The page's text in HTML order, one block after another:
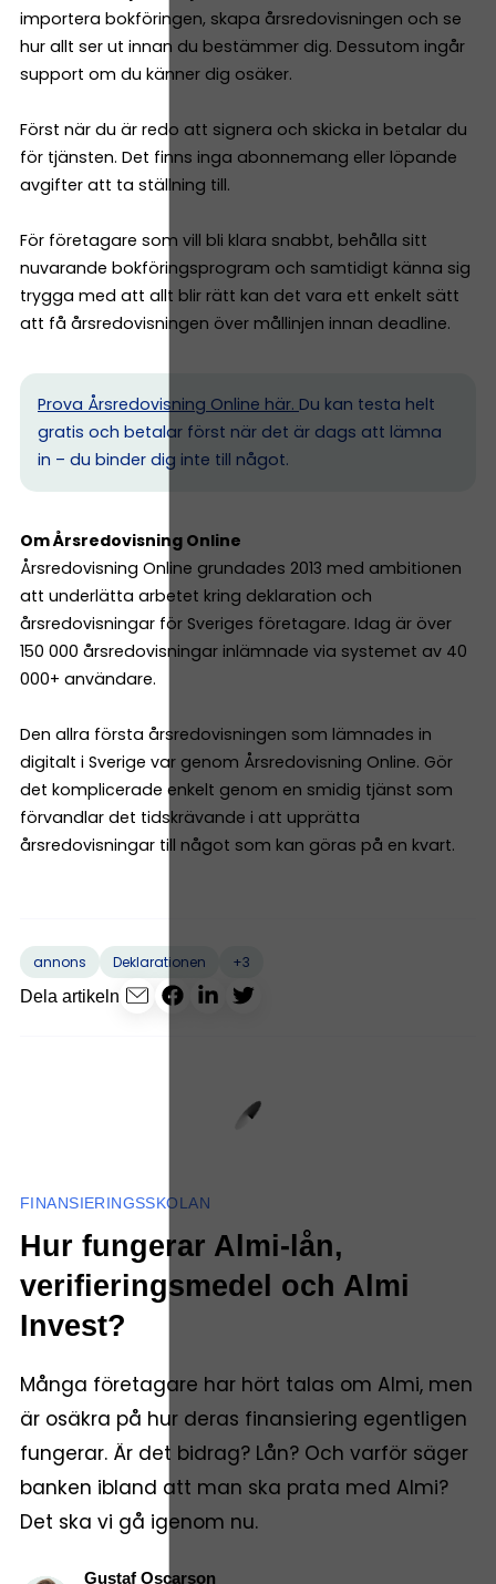
importera bokföringen, skapa årsredovisningen och se
hur allt ser ut innan du bestämmer dig. Dessutom ingår
support om du känner dig osäker.
Först när du är redo att signera och skicka in betalar du
för tjänsten. Det finns inga abonnemang eller löpande
avgifter att ta ställning till.
För företagare som vill bli klara snabbt, behålla sitt
nuvarande bokföringsprogram och samtidigt känna sig
trygga med att allt blir rätt kan det vara ett enkelt sätt
att få årsredovisningen över mållinjen innan deadline.
Prova Årsredovisning Online här. Du kan testa helt
gratis och betalar först när det är dags att lämna
in – du binder dig inte till något.
Om Årsredovisning Online
Årsredovisning Online grundades 2013 med ambitionen
att underlätta arbetet kring deklaration och
årsredovisningar för Sveriges företagare. Idag är över
150 000 årsredovisningar inlämnade via systemet av 40
000+ användare.
Den allra första årsredovisningen som lämnades in
digitalt i Sverige var genom Årsredovisning Online. Gör
det komplicerade enkelt genom en smidig tjänst som
förvandlar det tidskrävande i att upprätta
årsredovisningar till något som kan göras på en kvart.
annons Deklarationen
+3
Dela artikeln
FINANSIERINGSSKOLAN
Hur fungerar Almi-lån,
verifieringsmedel och Almi
Invest?
Många företagare har hört talas om Almi, men
är osäkra på hur deras finansiering egentligen
fungerar. Är det bidrag? Lån? Och varför säger
banken ibland att man ska prata med Almi?
Det ska vi gå igenom nu.
Gustaf Oscarson